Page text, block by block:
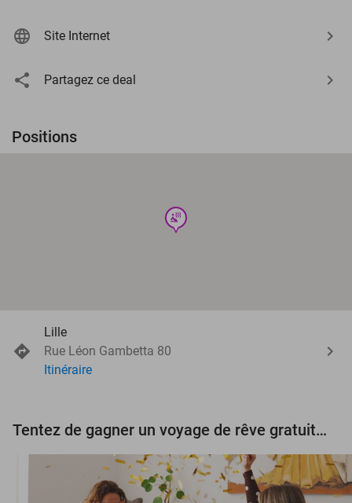
Site Internet
Partagez ce deal
Positions
wellness
Lille
Rue Léon Gambetta 80
Itinéraire
Tentez de gagner un voyage de rêve gratuit d'une valeur de 3.000 € !